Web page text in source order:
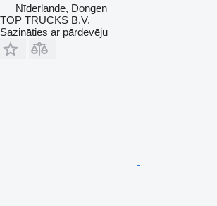
Nīderlande, Dongen
TOP TRUCKS B.V.
Sazināties ar pārdevēju